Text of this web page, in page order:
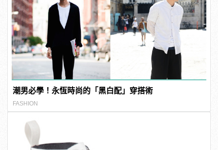
潮男必學！永恆時尚的「黑白配」穿搭術
FASHION